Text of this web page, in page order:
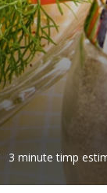
3 minute timp